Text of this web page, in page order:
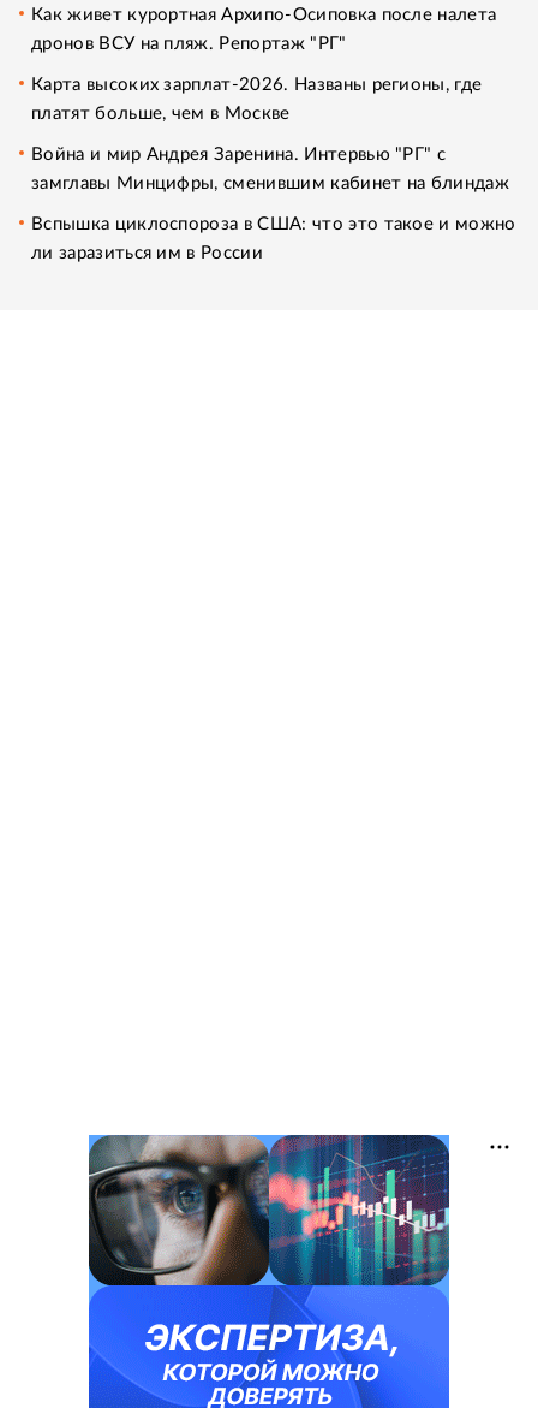
Как живет курортная Архипо-Осиповка после налета
дронов ВСУ на пляж. Репортаж "РГ"
Карта высоких зарплат-2026. Названы регионы, где
платят больше, чем в Москве
Война и мир Андрея Заренина. Интервью "РГ" с
замглавы Минцифры, сменившим кабинет на блиндаж
Вспышка циклоспороза в США: что это такое и можно
ли заразиться им в России